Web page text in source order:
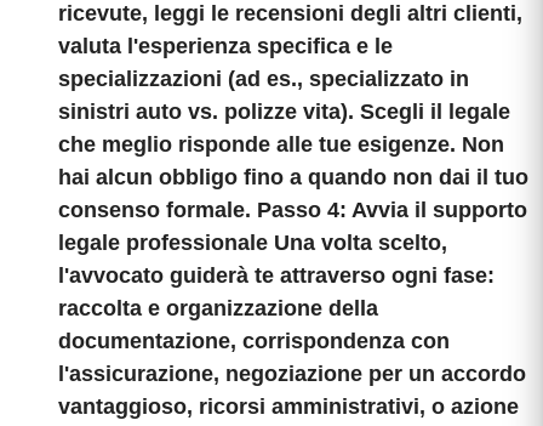
ricevute, leggi le recensioni degli altri clienti,
valuta l'esperienza specifica e le
specializzazioni (ad es., specializzato in
sinistri auto vs. polizze vita). Scegli il legale
che meglio risponde alle tue esigenze. Non
hai alcun obbligo fino a quando non dai il tuo
consenso formale. Passo 4: Avvia il supporto
legale professionale Una volta scelto,
l'avvocato guiderà te attraverso ogni fase:
raccolta e organizzazione della
documentazione, corrispondenza con
l'assicurazione, negoziazione per un accordo
vantaggioso, ricorsi amministrativi, o azione